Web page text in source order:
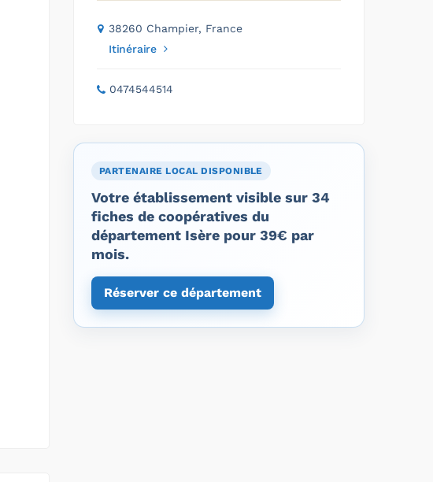
38260 Champier, France
Itinéraire
0474544514
PARTENAIRE LOCAL DISPONIBLE
Votre établissement visible sur 34
fiches de coopératives du
département Isère pour 39€ par
mois.
Réserver ce département